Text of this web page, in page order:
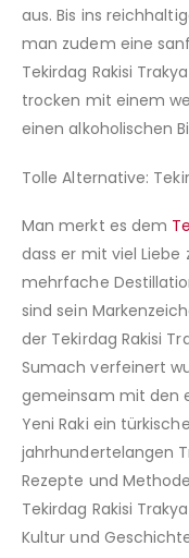
aus. Bis ins
man zudem eine
Tekirdag Rakisi
trocken mit einem
einen alkoholischen
Tolle Alternative:
Man merkt es dem
dass er mit viel Liebe
mehrfache
sind sein
der Tekirdag Rakisi
Sumach verfeinert
gemeinsam mit den
Yeni Raki ein
jahrhundertelangen
Rezepte und
Tekirdag Rakisi
Kultur und